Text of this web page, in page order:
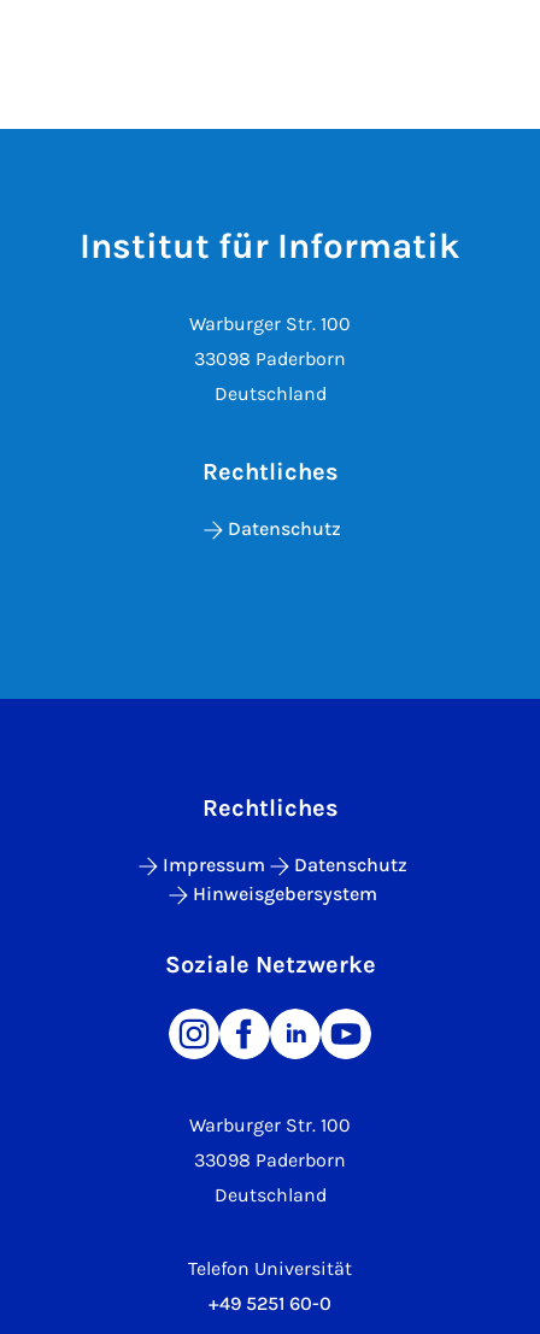
Institut für Informatik
Warburger Str. 100
33098 Paderborn
Deutschland
Rechtliches
Datenschutz
Warburger Str. 100
33098 Paderborn
Deutschland
Telefon Universität
+49 5251 60-0
Rechtliches
Impressum
Datenschutz
Hinweisgebersystem
Soziale Netzwerke